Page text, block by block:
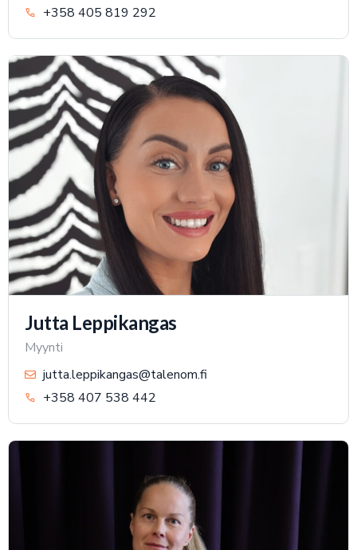
+358 405 819 292
Jutta Leppikangas
Myynti
jutta.leppikangas@talenom.fi
+358 407 538 442